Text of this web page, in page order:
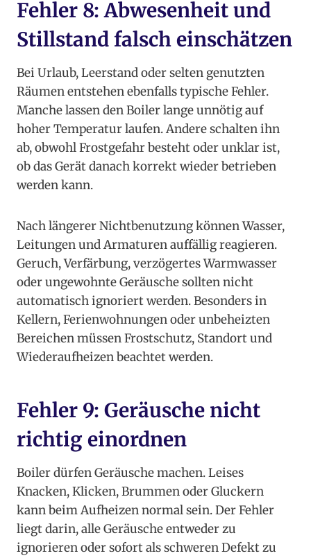
Fehler 8: Abwesenheit und
Stillstand falsch einschätzen
Bei Urlaub, Leerstand oder selten genutzten
Räumen entstehen ebenfalls typische Fehler.
Manche lassen den Boiler lange unnötig auf
hoher Temperatur laufen. Andere schalten ihn
ab, obwohl Frostgefahr besteht oder unklar ist,
ob das Gerät danach korrekt wieder betrieben
werden kann.
Nach längerer Nichtbenutzung können Wasser,
Leitungen und Armaturen auffällig reagieren.
Geruch, Verfärbung, verzögertes Warmwasser
oder ungewohnte Geräusche sollten nicht
automatisch ignoriert werden. Besonders in
Kellern, Ferienwohnungen oder unbeheizten
Bereichen müssen Frostschutz, Standort und
Wiederaufheizen beachtet werden.
Fehler 9: Geräusche nicht
richtig einordnen
Boiler dürfen Geräusche machen. Leises
Knacken, Klicken, Brummen oder Gluckern
kann beim Aufheizen normal sein. Der Fehler
liegt darin, alle Geräusche entweder zu
ignorieren oder sofort als schweren Defekt zu